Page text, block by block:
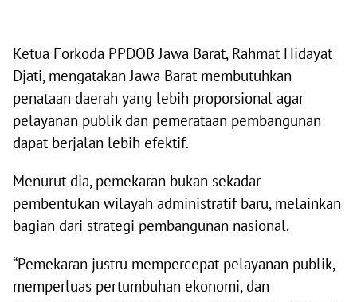
Ketua Forkoda PPDOB Jawa Barat, Rahmat Hidayat
Djati, mengatakan Jawa Barat membutuhkan
penataan daerah yang lebih proporsional agar
pelayanan publik dan pemerataan pembangunan
dapat berjalan lebih efektif.
Menurut dia, pemekaran bukan sekadar
pembentukan wilayah administratif baru, melainkan
bagian dari strategi pembangunan nasional.
“Pemekaran justru mempercepat pelayanan publik,
memperluas pertumbuhan ekonomi, dan